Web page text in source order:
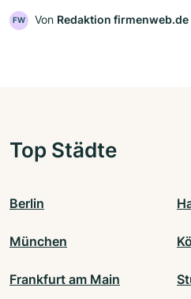
FW Von Redaktion firmenweb.de
Top Städte
Berlin
München
Frankfurt am Main